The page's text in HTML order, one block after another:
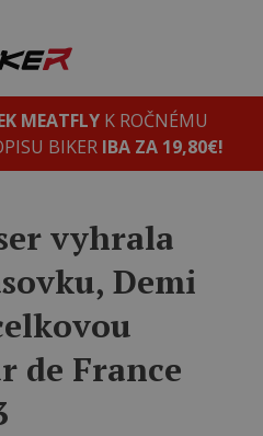
MEATFLYK ROČNÉMU
BIKER IBA ZA 19,80€!
vyhrala
Demi
de France